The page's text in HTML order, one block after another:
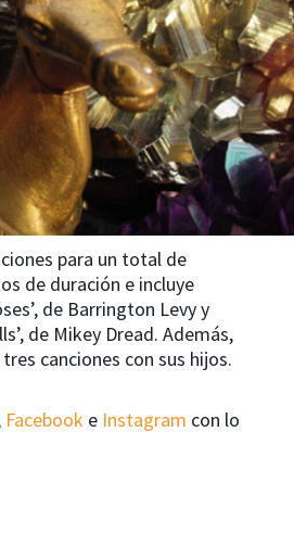
para un total de
de duración e incluye
de Barrington Levy y
de Mikey Dread. Además,
canciones con sus hijos.
Facebook e Instagram con lo